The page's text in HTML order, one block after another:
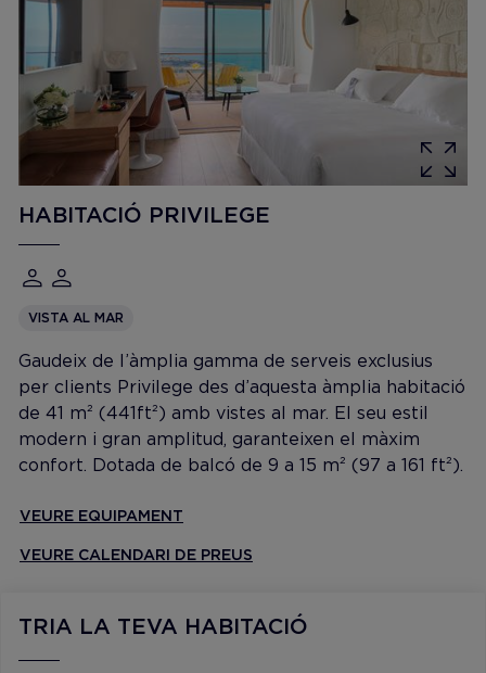
HABITACIÓ PRIVILEGE
VISTA AL MAR
Gaudeix de l’àmplia gamma de serveis exclusius
per clients Privilege des d’aquesta àmplia habitació
de 41 m² (441ft²) amb vistes al mar. El seu estil
modern i gran amplitud, garanteixen el màxim
confort. Dotada de balcó de 9 a 15 m² (97 a 161 ft²).
VEURE EQUIPAMENT
VEURE CALENDARI DE PREUS
TRIA LA TEVA HABITACIÓ